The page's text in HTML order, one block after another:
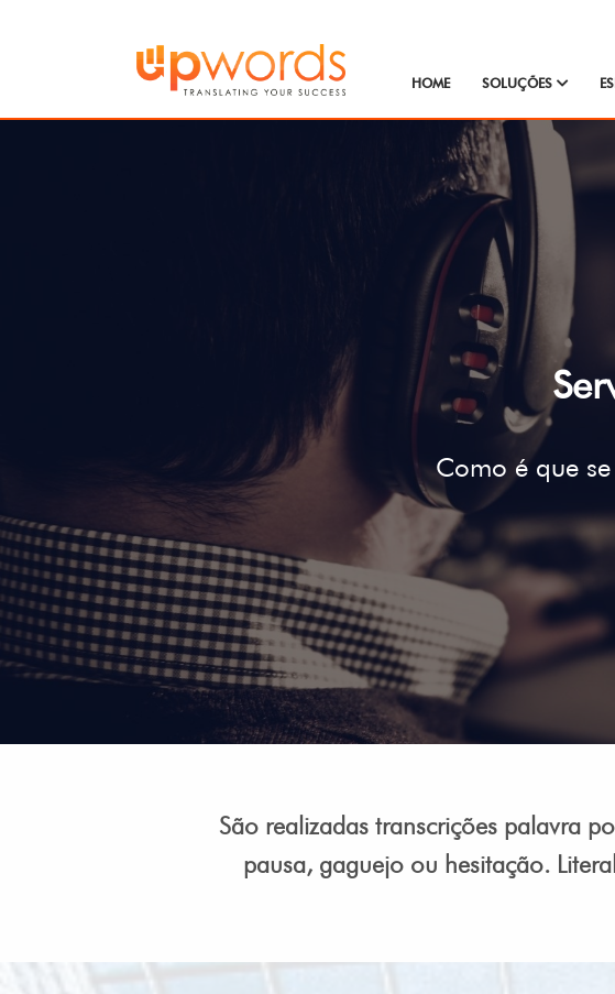
HOME SOLUÇÕES
Como é que
São realizadas transcrições palavra
pausa, gaguejo ou hesitação.